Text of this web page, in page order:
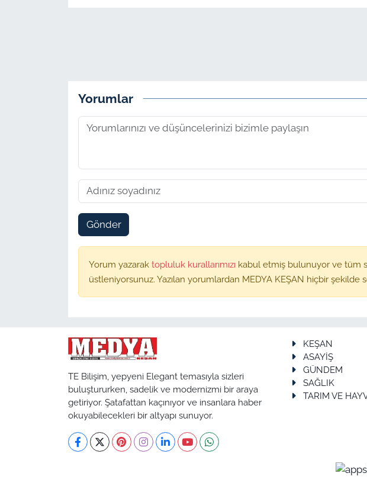
Yorumlar
Gönder
Yorum yazarak topluluk kurallarımızı kabul etmiş bulunuyor ve tüm
üstleniyorsunuz. Yazılan yorumlardan MEDYA KEŞAN hiçbir şekilde
TE Bilişim, yepyeni Elegant temasıyla sizleri
buluştururken, sadelik ve modernizmi bir araya
getiriyor. Şatafattan kaçınıyor ve insanlara haber
okuyabilecekleri bir altyapı sunuyor.
KEŞAN
ASAYİŞ
GÜNDEM
SAĞLIK
TARIM VE